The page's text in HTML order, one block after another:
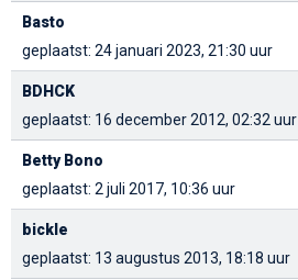
Basto
geplaatst: 24 januari 2023, 21:30 uur
BDHCK
geplaatst: 16 december 2012, 02:32 uur
Betty Bono
geplaatst: 2 juli 2017, 10:36 uur
bickle
geplaatst: 13 augustus 2013, 18:18 uur